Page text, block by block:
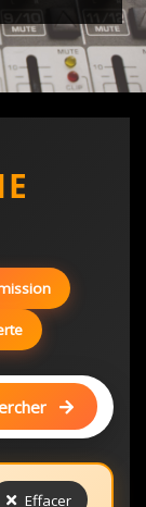
Effacer